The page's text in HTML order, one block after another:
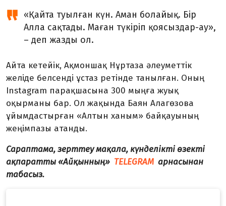
«Қайта туылған күн. Аман болайық. Бір
Алла сақтады. Маған түкіріп қоясыздар-ау»,
– деп жазды ол.
Айта кетейік, Ақмоншақ Нұртаза әлеуметтік
желіде белсенді ұстаз ретінде танылған. Оның
Instagram парақшасына 300 мыңға жуық
оқырманы бар. Ол жақында Баян Алагөзова
ұйымдастырған «Алтын ханым» байқауының
жеңімпазы атанды.
Сараптама, зерттеу мақала, күнделікті өзекті
ақпаратты «Айқынның» TELEGRAM арнасынан
табасыз.